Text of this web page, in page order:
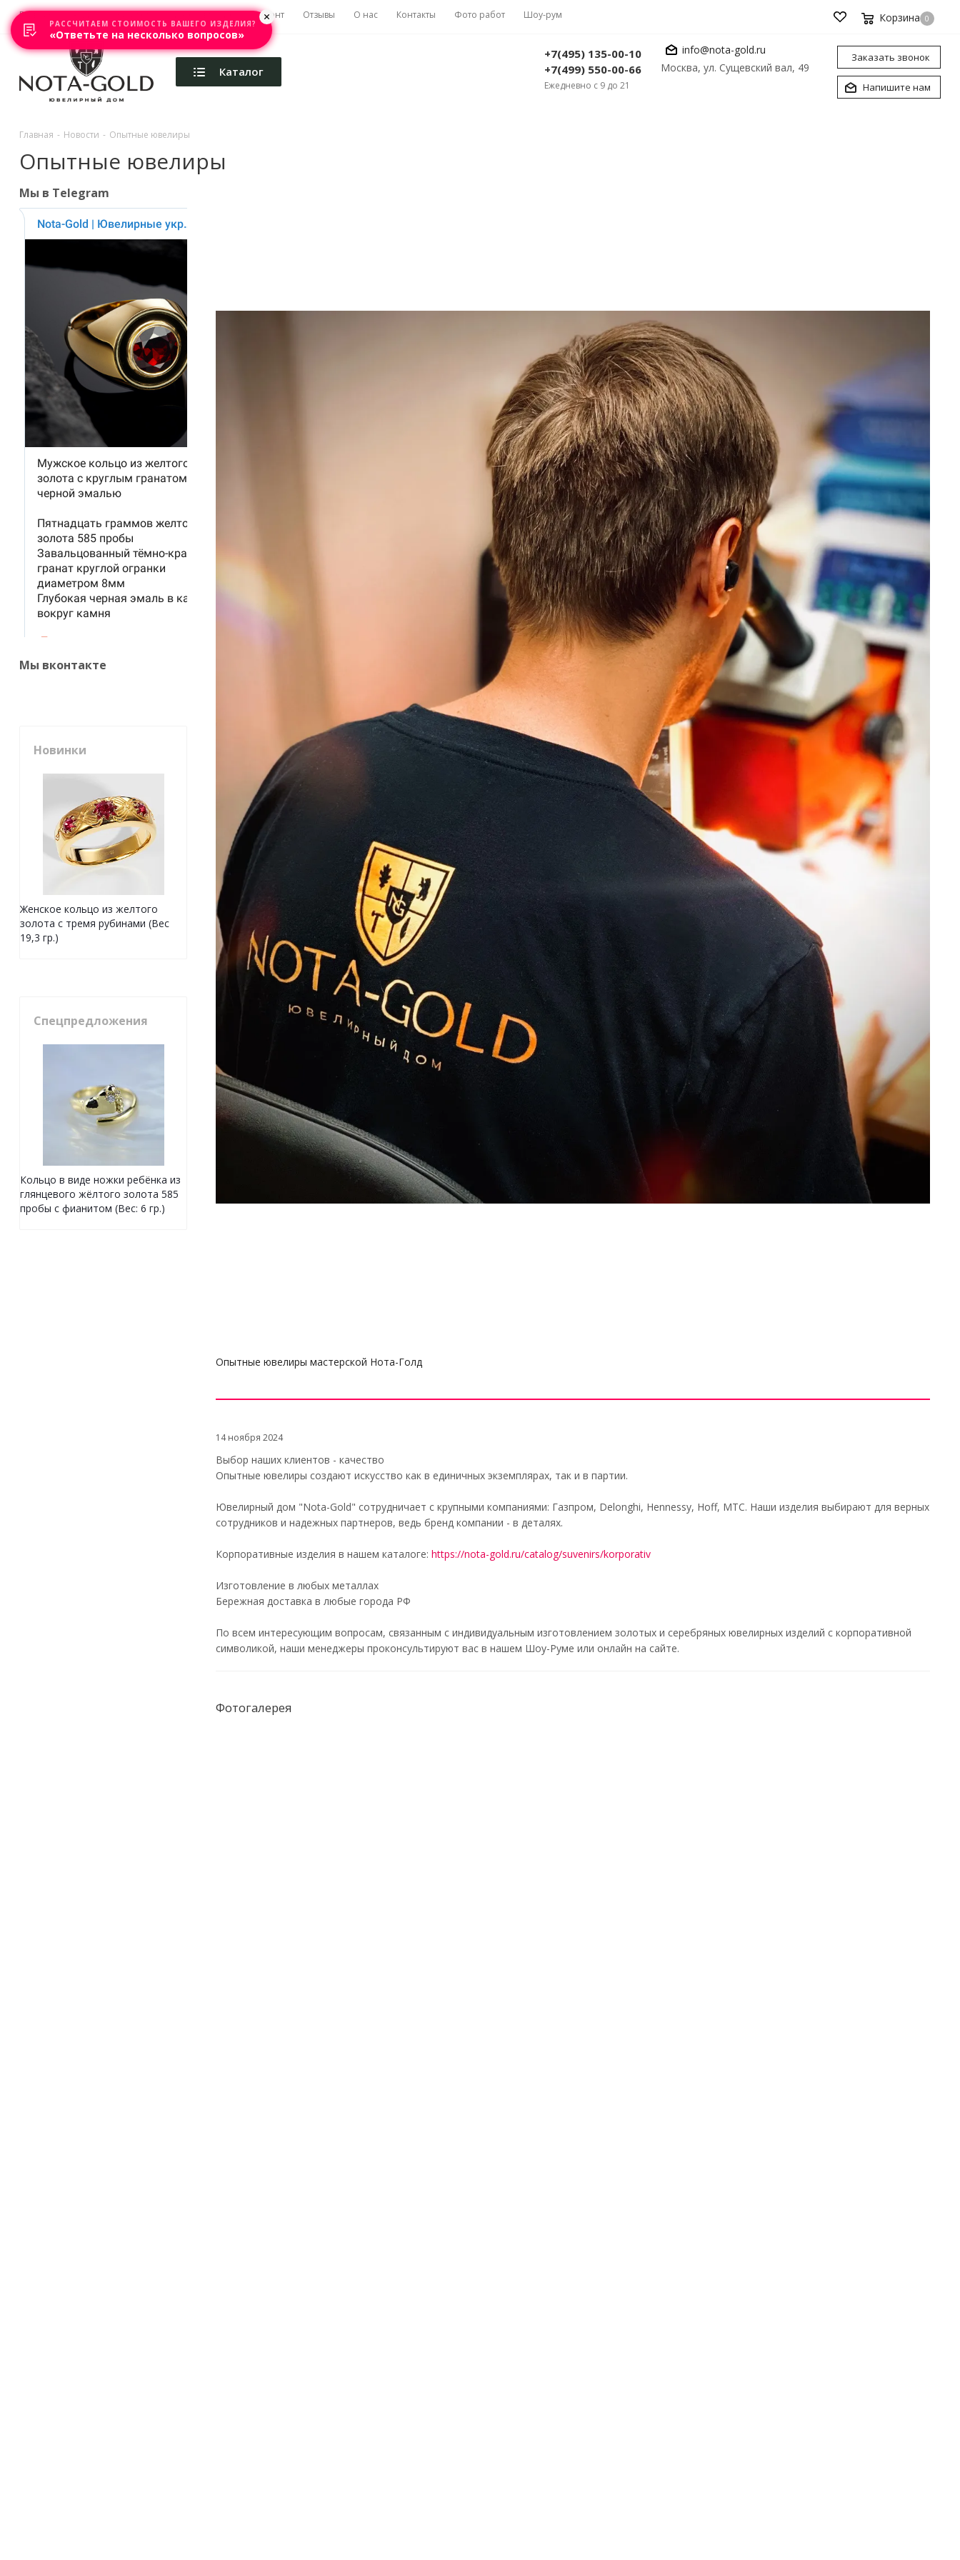
Главная Акции Каталоги Изготовление Ремонт Отзывы О нас Контакты Фото работ Шоу-рум Корзина 0
Каталог
+7(495) 135-00-10
+7(499) 550-00-66
Ежедневно с 9 до 21
info@nota-gold.ru
Москва, ул. Сущевский вал, 49
Заказать звонок
Напишите нам
Главная - Новости - Опытные ювелиры
Опытные ювелиры
Опытные ювелиры мастерской Нота-Голд
14 ноября 2024
Выбор наших клиентов - качество
Опытные ювелиры создают искусство как в единичных экземплярах, так и в партии.
Ювелирный дом "Nota-Gold" сотрудничает с крупными компаниями: Газпром, Delonghi, Hennessy, Hoff, МТС. Наши изделия выбирают для верных
сотрудников и надежных партнеров, ведь бренд компании - в деталях.
Корпоративные изделия в нашем каталоге: https://nota-gold.ru/catalog/suvenirs/korporativ
Изготовление в любых металлах
Бережная доставка в любые города РФ
По всем интересующим вопросам, связанным с индивидуальным изготовлением золотых и серебряных ювелирных изделий с корпоративной
символикой, наши менеджеры проконсультируют вас в нашем Шоу-Руме или онлайн на сайте.
Фотогалерея
Мы в Telegram
Мы вконтакте
Новинки
Женское кольцо из желтого
золота с тремя рубинами (Вес
19,3 гр.)
Спецпредложения
Кольцо в виде ножки ребёнка из
глянцевого жёлтого золота 585
пробы с фианитом (Вес: 6 гр.)
РАССЧИТАЕМ СТОИМОСТЬ ВАШЕГО ИЗДЕЛИЯ?
«Ответьте на несколько вопросов»